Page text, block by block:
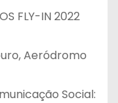
FLY-IN 2022
Aeródromo
Social: